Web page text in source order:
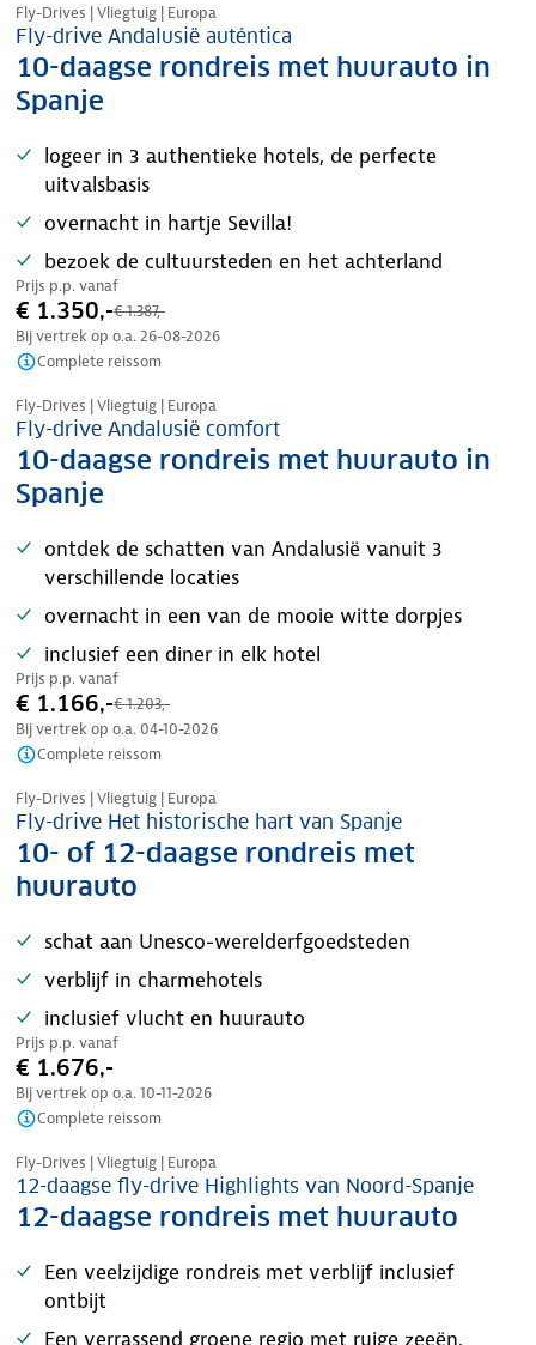
Fly-Drives | Vliegtuig | Europa
Fly-drive Andalusië auténtica
10-daagse rondreis met huurauto in
Spanje
logeer in 3 authentieke hotels, de perfecte
uitvalsbasis
overnacht in hartje Sevilla!
bezoek de cultuursteden en het achterland
Prijs p.p. vanaf
€ 1.350,-€ 1.387,-
Bij vertrek op o.a. 26-08-2026
Complete reissom
Nazomer korting
Fly-Drives | Vliegtuig | Europa
Fly-drive Andalusië comfort
10-daagse rondreis met huurauto in
Spanje
ontdek de schatten van Andalusië vanuit 3
verschillende locaties
overnacht in een van de mooie witte dorpjes
inclusief een diner in elk hotel
Prijs p.p. vanaf
€ 1.166,-€ 1.203,-
Bij vertrek op o.a. 04-10-2026
Complete reissom
Nazomer korting
Fly-Drives | Vliegtuig | Europa
Fly-drive Het historische hart van Spanje
10- of 12-daagse rondreis met
huurauto
schat aan Unesco-werelderfgoedsteden
verblijf in charmehotels
inclusief vlucht en huurauto
Prijs p.p. vanaf
€ 1.676,-
Bij vertrek op o.a. 10-11-2026
Complete reissom
Nazomer korting
Fly-Drives | Vliegtuig | Europa
12-daagse fly-drive Highlights van Noord-Spanje
12-daagse rondreis met huurauto
Een veelzijdige rondreis met verblijf inclusief
ontbijt
Een verrassend groene regio met ruige zeeën,